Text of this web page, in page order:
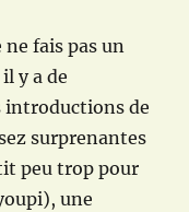
fais pas un
y a de
introductions de
surprenantes
peu trop pour
une